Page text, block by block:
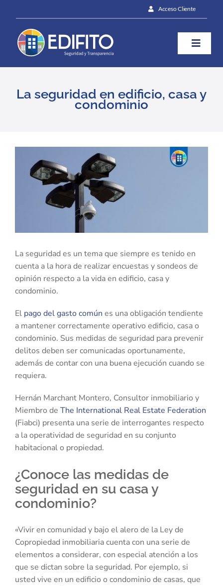
content
Acceso Cliente
Toggle
Blog
Contáctanos
La seguridad en edificio, casa y
condominio
Larger
Image
La seguridad es un tema que siempre es tenido en
cuenta a la hora de realizar encuestas y sondeos de
opinión respecto a la vida en edificio, casa y
condominio.
El pago del gasto común es una obligación tendiente
a mantener correctamente operativo edificio, casa o
condominio. Sus medidas de seguridad para prevenir
delitos deben ser comunicadas oportunamente,
además de contar con una buena ejecución cuando se
requiera.
Hernán Marchant Montero, Consultor inmobiliario y
Miembro de The International Real Estate Federation
(Fiabci) presenta una serie de interrogantes respecto
a la operatividad de seguridad en su conjunto
habitacional o propiedad.
¿Conoce las medidas de
seguridad en su casa y
condominio?
«Vivir en comunidad y bajo el alero de la Ley de
Copropiedad inmobiliaria cuenta con una serie de
elementos a considerar, con especial atención a los
que se dictan sobre la seguridad. Por ejemplo, si
usted vive en un edificio o condominio de casas, que